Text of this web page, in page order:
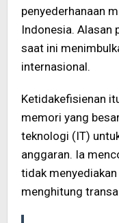
penyederhanaan
Indonesia. Alasan
saat ini
internasional.
Ketidakefisienan
memori yang
teknologi (IT)
anggaran. Ia
tidak
menghitung